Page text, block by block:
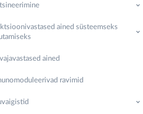
ained süsteemseks
ained
ravimid